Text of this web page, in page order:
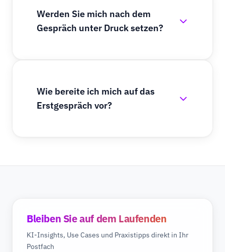
Werden Sie mich nach dem
Gespräch unter Druck setzen?
Wie bereite ich mich auf das
Erstgespräch vor?
Bleiben Sie auf dem Laufenden
KI-Insights, Use Cases und Praxistipps direkt in Ihr
Postfach